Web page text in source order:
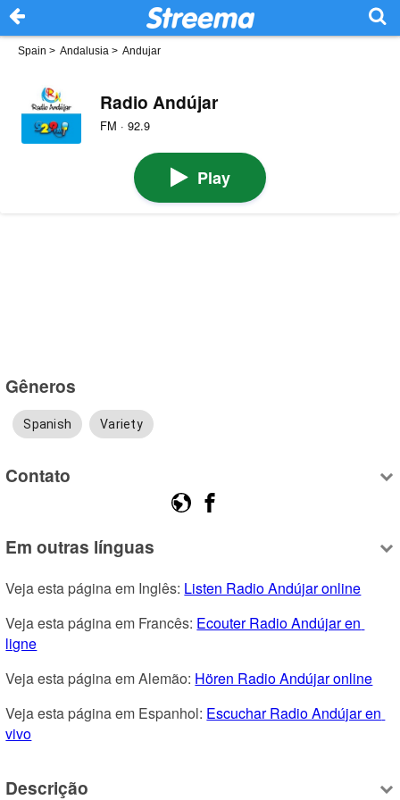
Spain > Andalusia > Andujar
Radio Andújar
FM · 92.9
Play
Gêneros
Spanish Variety
Contato
Em outras línguas
Veja esta página em Inglês: Listen Radio Andújar online
Veja esta página em Francês: Ecouter Radio Andújar en
ligne
Veja esta página em Alemão: Hören Radio Andújar online
Veja esta página em Espanhol: Escuchar Radio Andújar en
vivo
Descrição